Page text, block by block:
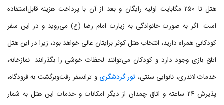
هتل تا ۲۵۰ مگابایت اولیه رایگان و بعد از آن با پرداخت هزینه قابل‌استفاده
است. اگر به صورت خانوادگی به زیارت امام رضا (ع) می‌روید و در این سفر
کودکانی همراه دارید، انتخاب هتل کوثر برایتان عالی خواهد بود، زیرا در این هتل
اتاق بازی وجود دارد و کودکان می‌توانند لحظات خوشی را بگذرانند. نمازخانه،
خدمات لاندری، نانوایی سنتی، تور گردشگری و ترانسفر رفت‌وبرگشت به فرودگاه،
پذیرش ۲۴ ساعته و اتاق چمدان از دیگر امکانات و خدمات این هتل به شمار